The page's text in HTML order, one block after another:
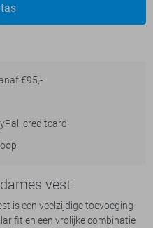
€95,-
creditcard
vest
is een veelzijdige toevoeging
fit en een vrolijke combinatie